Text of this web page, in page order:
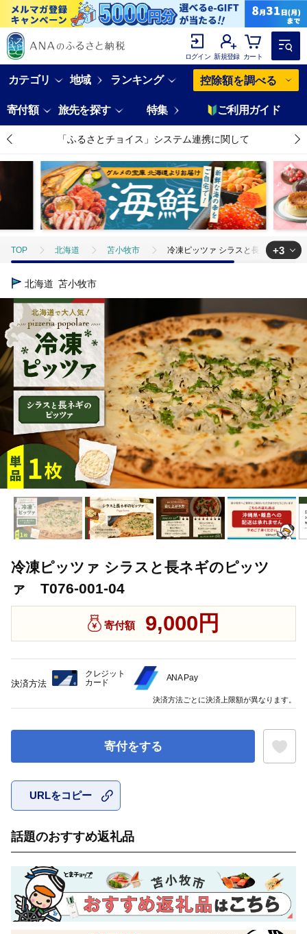
ログイン 新規登録 カート
カテゴリ 地域 ランキング 控除額を調べる
寄付額 旅先を探す 特集 ご利用ガイド
「ふるさとチョイス」システム連携に関して
TOP 北海道 苫小牧市 冷凍ピッツァ シラスと長ネギのピ
TOP
TOP 加工食品
TOP 加工食品 惣菜・レトルト ほかの惣菜 冷凍ピッ
+3
北海道 苫小牧市
冷凍ピッツァ シラスと長ネギのピッツ
ァ T076-001-04
寄付額 9,000円
寄付をする
URLをコピー
話題のおすすめ返礼品
決済方法
クレジット
カード
ANA Pay
決済方法ごとに決済上限額が異なります。